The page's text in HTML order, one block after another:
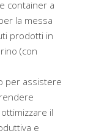
container a
la messa
prodotti in
(con
per assistere
il
e